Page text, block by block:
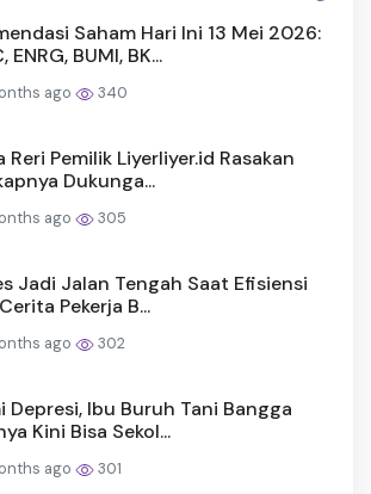
Saham Hari Ini 13 Mei 2026:
ENRG, BUMI, BK...
ago 340
Reri Pemilik Liyerliyer.id Rasakan
Dukunga...
ago 305
Jadi Jalan Tengah Saat Efisiensi
Pekerja B...
ago 302
Depresi, Ibu Buruh Tani Bangga
Kini Bisa Sekol...
ago 301